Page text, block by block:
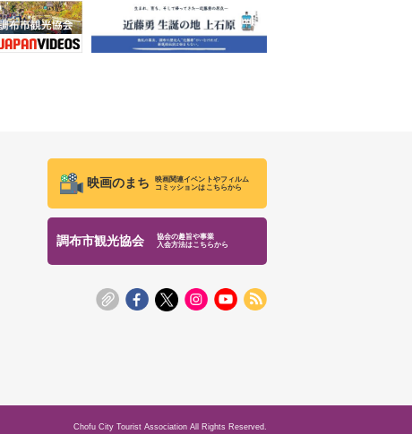
映画のまち
映画関連イベントやフィルム
コミッションはこちらから
調布市観光協会
協会の趣旨や事業
入会方法はこちらから
Chofu City Tourist Association All Rights Reserved.